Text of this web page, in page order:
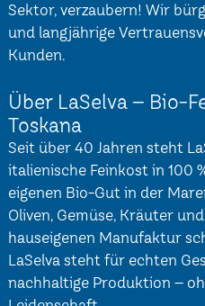
Sektor, verzaubern! Wir
und langjährige
Kunden.
Über LaSelva – Bio-
Toskana
Seit über 40 Jahren steht
italienische Feinkost in 100
eigenen Bio-Gut in der
Oliven, Gemüse, Kräuter
hauseigenen Manufaktur
LaSelva steht für echten
nachhaltige Produktion –